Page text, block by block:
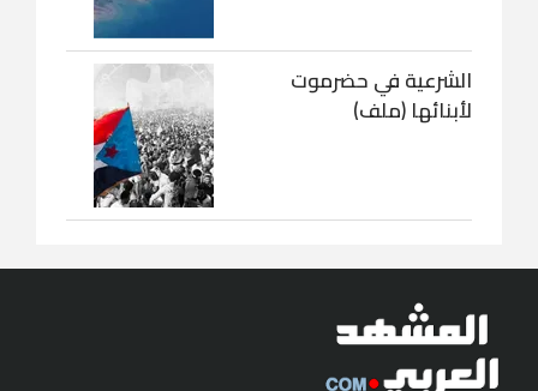
الشرعية في حضرموت
لأبنائها (ملف)